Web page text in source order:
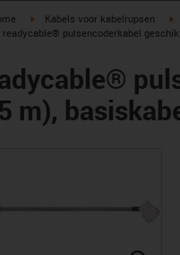
icon-arrow-rightigus-icon-arrow-right
Kabels voor kabelrupsen
igus-icon-arrow-right
readycable® pulsencoderkabel
m),